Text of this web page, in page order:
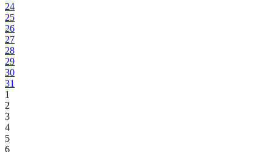
24
25
26
27
28
29
30
31
1
2
3
4
5
6